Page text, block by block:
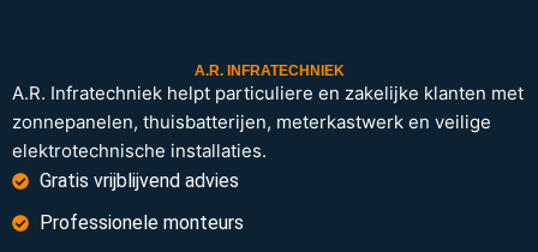
A.R. INFRATECHNIEK
A.R. Infratechniek helpt particuliere en zakelijke klanten met
zonnepanelen, thuisbatterijen, meterkastwerk en veilige
elektrotechnische installaties.
Gratis vrijblijvend advies
Professionele monteurs